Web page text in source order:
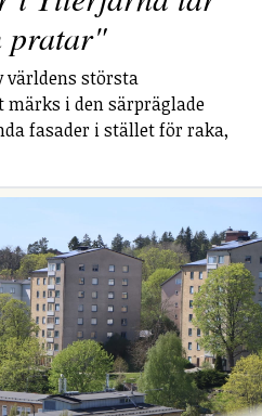
pratar"
världens största
i den särpräglade
fasader i stället för raka,